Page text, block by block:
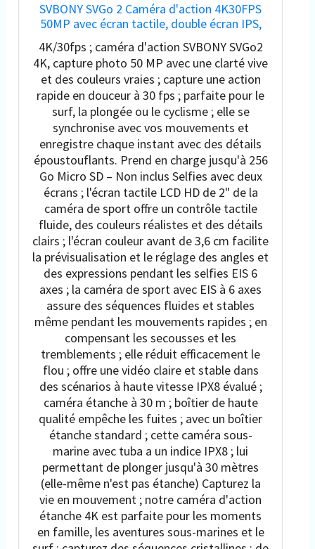
SVBONY SVGo 2 Caméra d'action 4K30FPS
50MP avec écran tactile, double écran IPS,
caméras de sport, caméras étanches, zoom
5x, avec perche à selfie flottante,
microphone filaire, 2 batteries, pour Vlog
4K/30fps ; caméra d'action SVBONY SVGo2
4K, capture photo 50 MP avec une clarté vive
et des couleurs vraies ; capture une action
rapide en douceur à 30 fps ; parfaite pour le
surf, la plongée ou le cyclisme ; elle se
synchronise avec vos mouvements et
enregistre chaque instant avec des détails
époustouflants. Prend en charge jusqu'à 256
Go Micro SD – Non inclus Selfies avec deux
écrans ; l'écran tactile LCD HD de 2" de la
caméra de sport offre un contrôle tactile
fluide, des couleurs réalistes et des détails
clairs ; l'écran couleur avant de 3,6 cm facilite
la prévisualisation et le réglage des angles et
des expressions pendant les selfies EIS 6
axes ; la caméra de sport avec EIS à 6 axes
assure des séquences fluides et stables
même pendant les mouvements rapides ; en
compensant les secousses et les
tremblements ; elle réduit efficacement le
flou ; offre une vidéo claire et stable dans
des scénarios à haute vitesse IPX8 évalué ;
caméra étanche à 30 m ; boîtier de haute
qualité empêche les fuites ; avec un boîtier
étanche standard ; cette caméra sous-
marine avec tuba a un indice IPX8 ; lui
permettant de plonger jusqu'à 30 mètres
(elle-même n'est pas étanche) Capturez la
vie en mouvement ; notre caméra d'action
étanche 4K est parfaite pour les moments
en famille, les aventures sous-marines et le